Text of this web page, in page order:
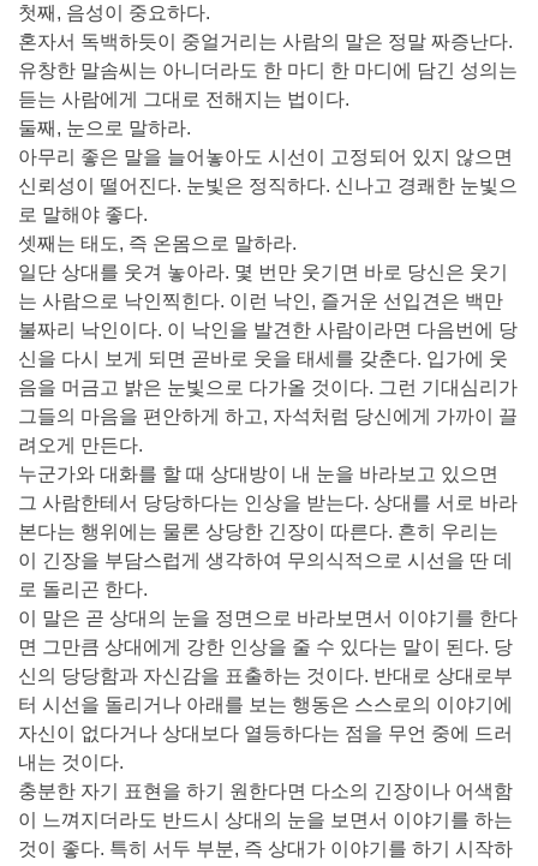
첫째, 음성이 중요하다.
혼자서 독백하듯이 중얼거리는 사람의 말은 정말 짜증난다.
유창한 말솜씨는 아니더라도 한 마디 한 마디에 담긴 성의는
듣는 사람에게 그대로 전해지는 법이다.
둘째, 눈으로 말하라.
아무리 좋은 말을 늘어놓아도 시선이 고정되어 있지 않으면
신뢰성이 떨어진다. 눈빛은 정직하다. 신나고 경쾌한 눈빛으
로 말해야 좋다.
셋째는 태도, 즉 온몸으로 말하라.
일단 상대를 웃겨 놓아라. 몇 번만 웃기면 바로 당신은 웃기
는 사람으로 낙인찍힌다. 이런 낙인, 즐거운 선입견은 백만
불짜리 낙인이다. 이 낙인을 발견한 사람이라면 다음번에 당
신을 다시 보게 되면 곧바로 웃을 태세를 갖춘다. 입가에 웃
음을 머금고 밝은 눈빛으로 다가올 것이다. 그런 기대심리가
그들의 마음을 편안하게 하고, 자석처럼 당신에게 가까이 끌
려오게 만든다.
누군가와 대화를 할 때 상대방이 내 눈을 바라보고 있으면
그 사람한테서 당당하다는 인상을 받는다. 상대를 서로 바라
본다는 행위에는 물론 상당한 긴장이 따른다. 흔히 우리는
이 긴장을 부담스럽게 생각하여 무의식적으로 시선을 딴 데
로 돌리곤 한다.
이 말은 곧 상대의 눈을 정면으로 바라보면서 이야기를 한다
면 그만큼 상대에게 강한 인상을 줄 수 있다는 말이 된다. 당
신의 당당함과 자신감을 표출하는 것이다. 반대로 상대로부
터 시선을 돌리거나 아래를 보는 행동은 스스로의 이야기에
자신이 없다거나 상대보다 열등하다는 점을 무언 중에 드러
내는 것이다.
충분한 자기 표현을 하기 원한다면 다소의 긴장이나 어색함
이 느껴지더라도 반드시 상대의 눈을 보면서 이야기를 하는
것이 좋다. 특히 서두 부분, 즉 상대가 이야기를 하기 시작하